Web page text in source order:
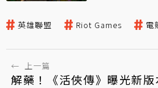
英雄聯盟 Riot Games 電
← 上一篇
解藥！《活俠傳》曝光新